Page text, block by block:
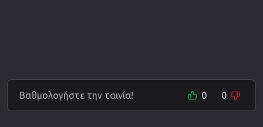
Βαθμολογήστε την ταινία! 0 0